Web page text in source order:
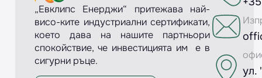
„Евклипс Енерджи“ притежава най-
висо-ките индустриални сертификати,
което дава на нашите партньори
спокойствие, че инвестицията им е в
сигурни ръце.
ул.